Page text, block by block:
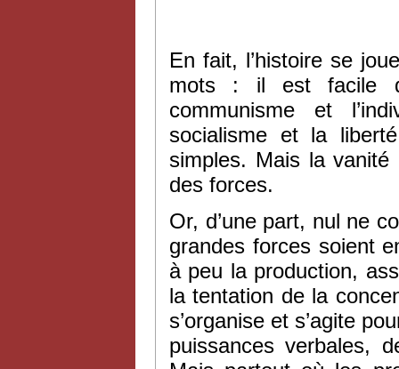
En fait, l’histoire se
mots : il est facile
communisme et
socialisme et la
simples. Mais la vanité
des forces.
Or, d’une part, nul ne
grandes forces soient
à peu la production,
la tentation de la
s’organise et s’agite
puissances verbales,